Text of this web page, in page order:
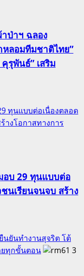
ป่าฯ ฉลอง
หลอมทีมชาติไทย”
รุพันธ์” เสริม
ทุนแบบต่อเนื่องตลอด
างโอกาสทางการ
บ 29 ทุนแบบต่อ
นเรียนจนจบ สร้าง
นยันทำงานสุจริต โต้
ยทุกขั้นตอน
3